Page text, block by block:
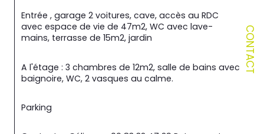
CONTACT
Entrée , garage 2 voitures, cave, accès au RDC
avec espace de vie de 47m2, WC avec lave-
mains, terrasse de 15m2, jardin
A l'étage : 3 chambres de 12m2, salle de bains avec
baignoire, WC, 2 vasques au calme.
Parking